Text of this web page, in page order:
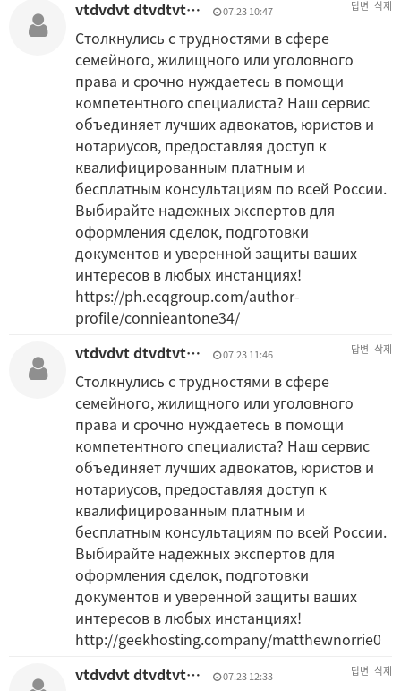
vtdvdvt dtvdtvt…
07.23 10:47 답변 삭제
Столкнулись с трудностями в сфере
семейного, жилищного или уголовного
права и срочно нуждаетесь в помощи
компетентного специалиста? Наш сервис
объединяет лучших адвокатов, юристов и
нотариусов, предоставляя доступ к
квалифицированным платным и
бесплатным консультациям по всей России.
Выбирайте надежных экспертов для
оформления сделок, подготовки
документов и уверенной защиты ваших
интересов в любых инстанциях!
https://ph.ecqgroup.com/author-
profile/connieantone34/
vtdvdvt dtvdtvt…
07.23 11:46 답변 삭제
Столкнулись с трудностями в сфере
семейного, жилищного или уголовного
права и срочно нуждаетесь в помощи
компетентного специалиста? Наш сервис
объединяет лучших адвокатов, юристов и
нотариусов, предоставляя доступ к
квалифицированным платным и
бесплатным консультациям по всей России.
Выбирайте надежных экспертов для
оформления сделок, подготовки
документов и уверенной защиты ваших
интересов в любых инстанциях!
http://geekhosting.company/matthewnorrie0
vtdvdvt dtvdtvt…
07.23 12:33 답변 삭제